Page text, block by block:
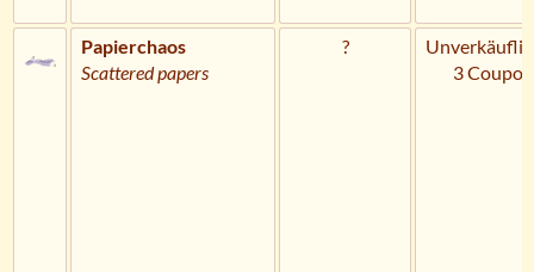
Papierchaos
Scattered papers
?
3